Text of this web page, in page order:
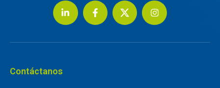
Contáctanos